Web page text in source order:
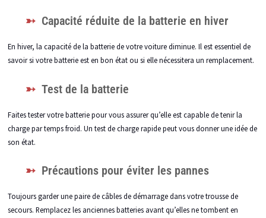
Capacité réduite de la batterie en hiver
En hiver, la capacité de la batterie de votre voiture diminue. Il est essentiel de
savoir si votre batterie est en bon état ou si elle nécessitera un remplacement.
Test de la batterie
Faites tester votre batterie pour vous assurer qu’elle est capable de tenir la
charge par temps froid. Un test de charge rapide peut vous donner une idée de
son état.
Précautions pour éviter les pannes
Toujours garder une paire de câbles de démarrage dans votre trousse de
secours. Remplacez les anciennes batteries avant qu’elles ne tombent en